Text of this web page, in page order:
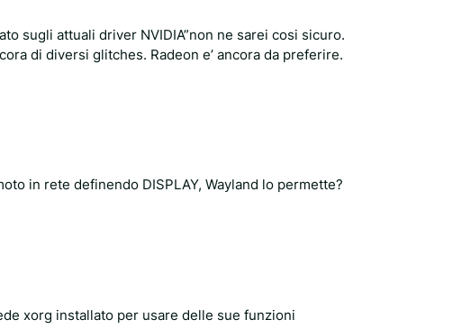
sugli attuali driver NVIDIA”non ne sarei cosi sicuro.
di diversi glitches. Radeon e’ ancora da preferire.
in rete definendo DISPLAY, Wayland lo permette?
xorg installato per usare delle sue funzioni